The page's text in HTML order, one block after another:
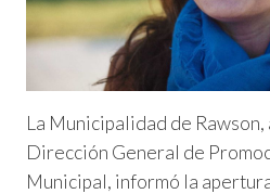
La Municipalidad de Rawson,
Dirección General de
Municipal, informó la